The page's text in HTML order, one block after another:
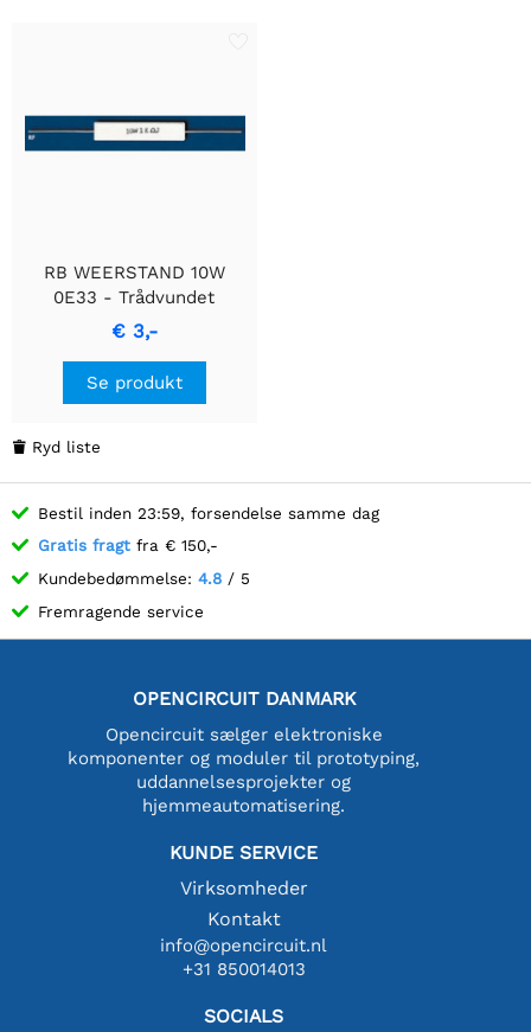
RB WEERSTAND 10W
0E33 - Trådvundet
Cementmodstand
€ 3,-
Se produkt
 Ryd liste
Bestil inden 23:59, forsendelse samme dag
Gratis fragt fra € 150,-
Kundebedømmelse: 4.8 / 5
Fremragende service
OPENCIRCUIT DANMARK
Opencircuit sælger elektroniske
komponenter og moduler til prototyping,
uddannelsesprojekter og
hjemmeautomatisering.
KUNDE SERVICE
Virksomheder
Kontakt
info@opencircuit.nl
+31 850014013
SOCIALS